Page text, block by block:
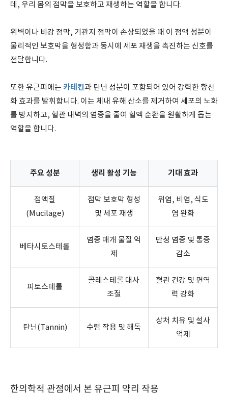
데, 우리 몸의 점막을 보호하고 재생하는 역할을 합니다.
위벽이나 비강 점막, 기관지 점막이 손상되었을 때 이 점액 성분이
물리적인 보호막을 형성함과 동시에 세포 재생을 촉진하는 신호를
전달합니다.
또한 유근피에는 카테킨과 탄닌 성분이 포함되어 있어 강력한 항산
화 효과를 발휘합니다. 이는 체내 유해 산소를 제거하여 세포의 노화
를 방지하고, 혈관 내벽의 염증을 줄여 혈액 순환을 원활하게 돕는
역할을 합니다.
주요 성분 생리 활성 기능 기대 효과
점액질
(Mucilage)
점막 보호막 형성
및 세포 재생
위염, 비염, 식도
염 완화
베타시토스테롤
염증 매개 물질 억
제
만성 염증 및 통증
감소
피토스테롤
콜레스테롤 대사
조절
혈관 건강 및 면역
력 강화
탄닌(Tannin) 수렴 작용 및 해독
상처 치유 및 설사
억제
한의학적 관점에서 본 유근피 약리 작용